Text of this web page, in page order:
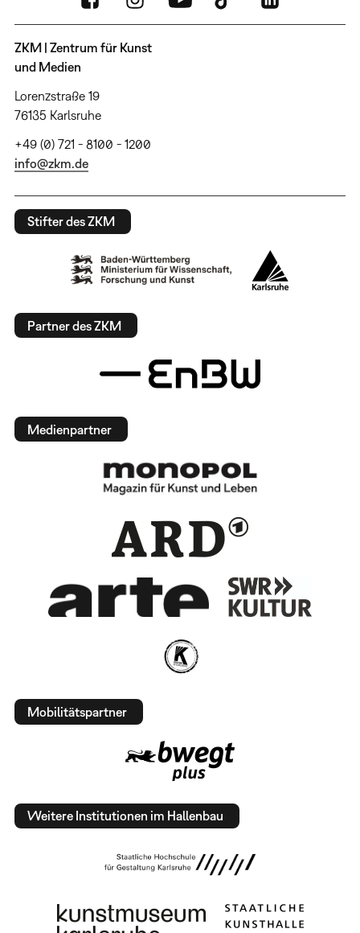
ZKM | Zentrum für Kunst
und Medien
Lorenzstraße 19
76135 Karlsruhe
+49 (0) 721 - 8100 - 1200
info@zkm.de
Stifter des ZKM
Partner des ZKM
Medienpartner
Mobilitätspartner
Weitere Institutionen im Hallenbau